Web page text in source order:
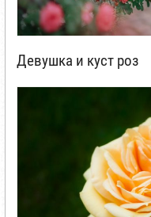
Девушка и куст роз